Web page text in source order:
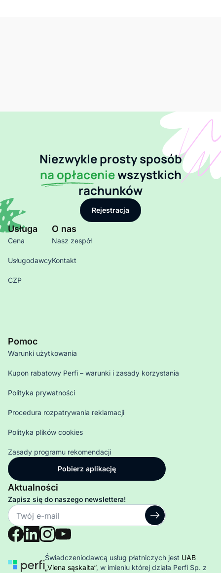
Niezwykle prosty sposób
na opłaceniewszystkich
rachunków
Rejestracja
Usługa
Cena
Usługodawcy
CZP
Pomoc
Warunki użytkowania
Kupon rabatowy Perfi – warunki i zasady korzystania
Polityka prywatności
Procedura rozpatrywania reklamacji
Polityka plików cookies
Zasady programu rekomendacji
O nas
Nasz zespół
Kontakt
Pobierz aplikację
Aktualności
Zapisz się do naszego newslettera!
Świadczeniodawcą usług płatniczych jest UAB
„Viena sąskaita“, w imieniu której działa Perfi Sp. z